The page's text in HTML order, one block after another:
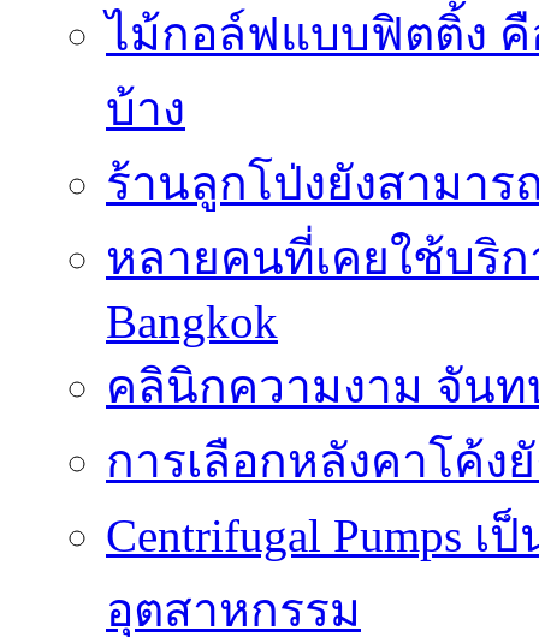
ไม้กอล์ฟแบบฟิตติ้ง คื
บ้าง
ร้านลูกโป่งยังสามา
หลายคนที่เคยใช้บริกา
Bangkok
คลินิกความงาม จันท
การเลือกหลังคาโค้
Centrifugal Pumps
อุตสาหกรรม